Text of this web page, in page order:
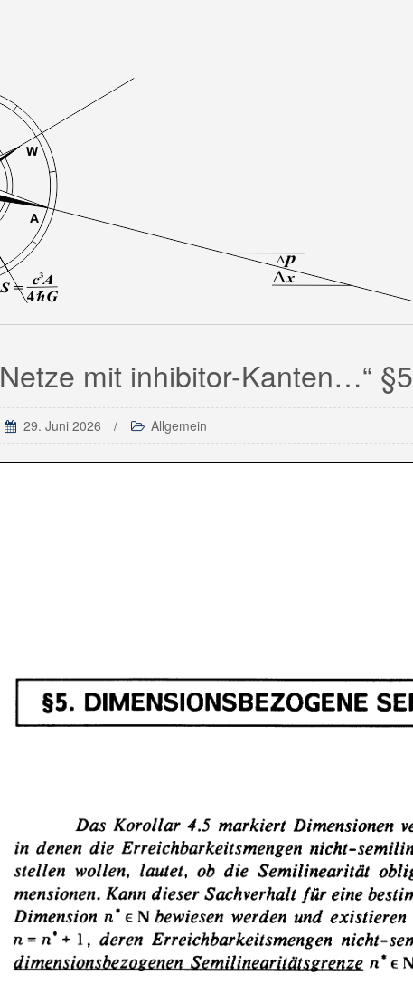
mit inhibitor-Kanten…“ §5
29. Juni 2026 Allgemein